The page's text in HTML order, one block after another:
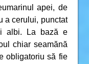
apei, de
a cerului, punctat
albi. La bază e
chiar seamănă
obligatoriu să fie